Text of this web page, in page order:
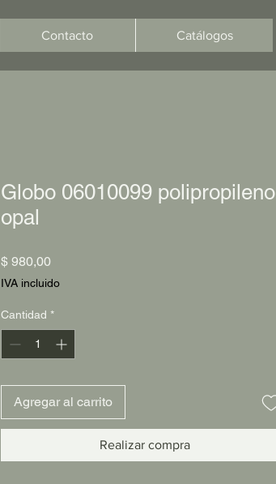
Contacto Catálogos
Globo 06010099 polipropileno
opal
$ 980,00Precio
IVA incluido
Cantidad *
Agregar al carrito
Realizar compra